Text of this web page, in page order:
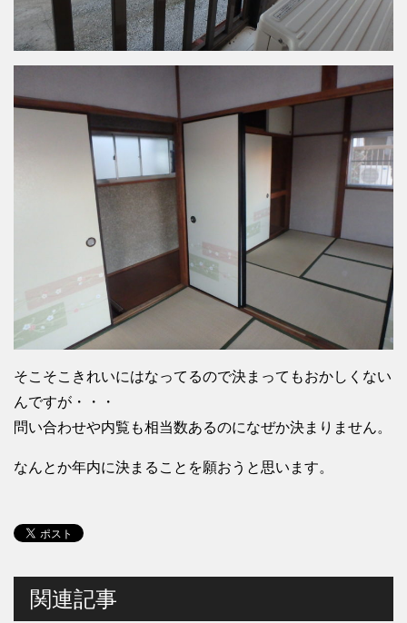
そこそこきれいにはなってるので決まってもおかしくない
んですが・・・
問い合わせや内覧も相当数あるのになぜか決まりません。
なんとか年内に決まることを願おうと思います。
関連記事